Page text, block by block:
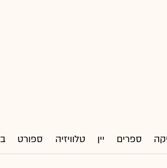
ספרים יין טלוויזיה ספורט